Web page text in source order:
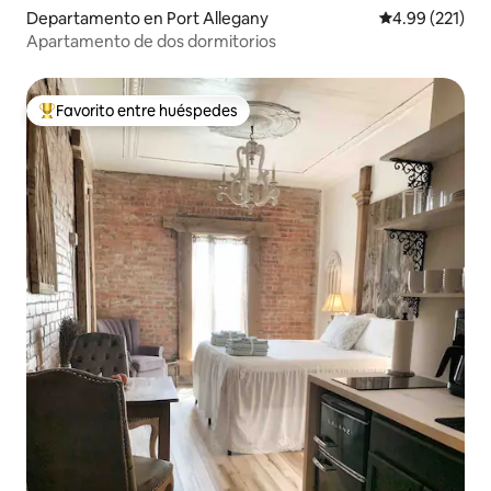
Departamento en Port Allegany Calificación
4.99 (221)
Apartamento de dos dormitorios
De los mejores en Favorito entre huéspedes
Favorito entre huéspedes